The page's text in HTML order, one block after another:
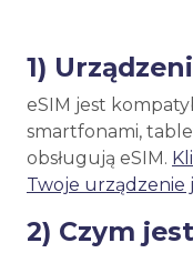
1)
eSIM jest
smartfonami,
obsługują eSIM.
Twoje urządzenie
2) Czym